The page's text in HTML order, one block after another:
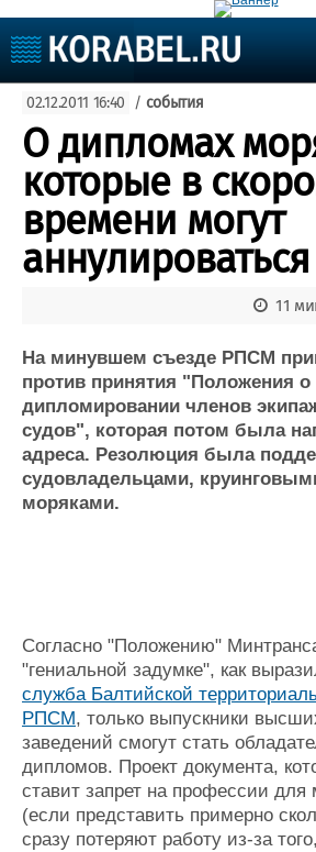
Судоходство
Судоремонт
События
Пресс-релизы
Порты
Рыболовство
ВМФ
Образование
Яхты и катера
Еще
Пульс
Новости
Компании
Репутация
Работа
Крюинг
Журнал
Доска
Продажа
Изделия
Материалы
Услуги
Личности
Словарь
Все
02.12.2011 16:40 / события
О дипломах
которые в
времени могут
аннулироваться
11
На минувшем съезде РПСМ
против принятия "Положения о
дипломировании членов
судов", которая потом была
адреса. Резолюция была
судовладельцами,
моряками.
Согласно "Положению"
"гениальной задумке", как
служба Балтийской
РПСМ, только выпускники
заведений смогут стать
дипломов. Проект документа,
ставит запрет на профессии для
(если представить примерно
сразу потеряют работу из-за